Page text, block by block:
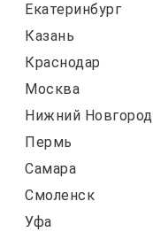
Екатеринбург
Казань
Краснодар
Москва
Нижний Новгород
Пермь
Самара
Смоленск
Уфа